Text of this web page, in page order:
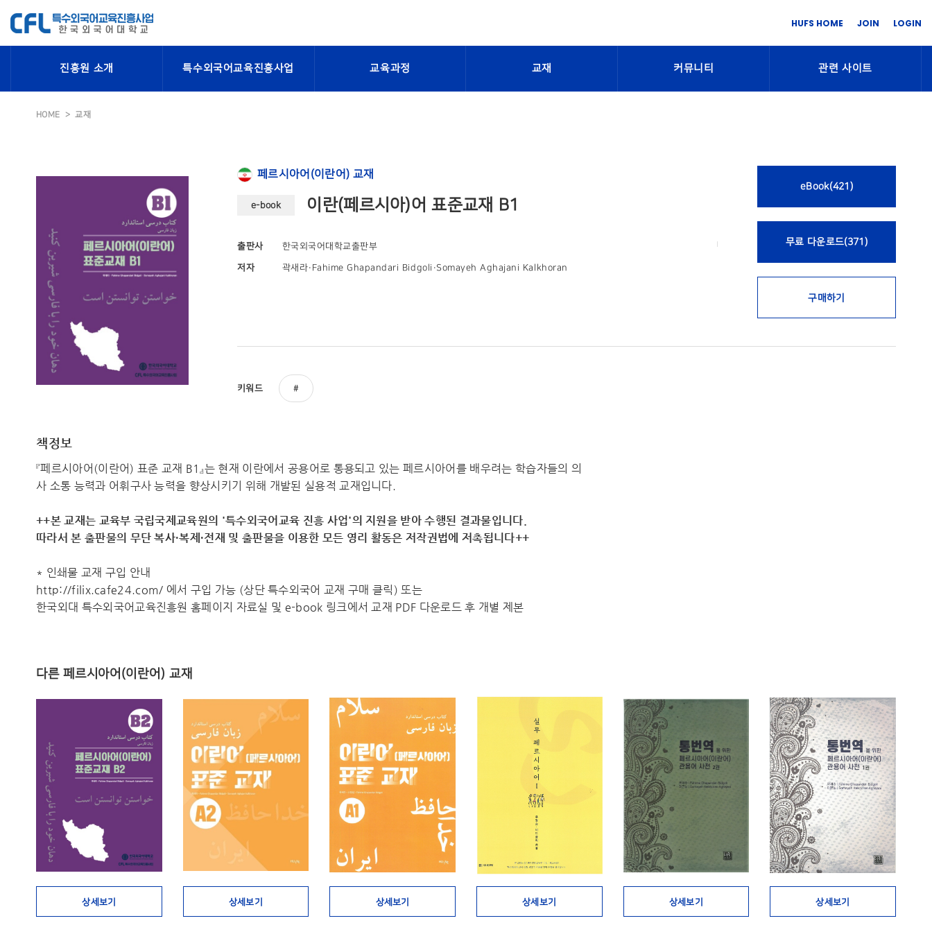
HUFS HOME JOIN LOGIN
진흥원 소개 특수외국어교육진흥사업 교육과정 교재 커뮤니티 관련 사이트
HOME 교재
페르시아어(이란어) 교재
e-book 이란(페르시아)어 표준교재 B1
출판사 한국외국어대학교출판부
저자 곽새라·Fahime Ghapandari Bidgoli·Somayeh Aghajani Kalkhoran
eBook(421)
무료 다운로드(371)
구매하기
키워드
책정보
『페르시아어(이란어) 표준 교재 B1』는 현재 이란에서 공용어로 통용되고 있는 페르시아어를 배우려는 학습자들의 의
사 소통 능력과 어휘구사 능력을 향상시키기 위해 개발된 실용적 교재입니다.
++본 교재는 교육부 국립국제교육원의 '특수외국어교육 진흥 사업'의 지원을 받아 수행된 결과물입니다.
따라서 ​본 출판물의 무단 복사·복제·전재 및 출판물을 이용한 모든 영리 활동은 저작권법에 저촉됩니다++
* 인쇄물 교재 구입 안내
http://filix.cafe24.com/ 에서 구입 가능 (상단 특수외국어 교재 구매 클릭) 또는
한국외대 특수외국어교육진흥원 홈페이지 자료실 및 e-book 링크에서 교재 PDF 다운로드 후 개별 제본
다른 페르시아어(이란어) 교재
상세보기 상세보기 상세보기 상세보기 상세보기 상세보기